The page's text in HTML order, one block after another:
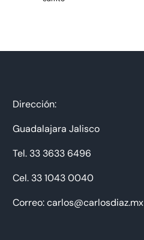
Dirección:
Guadalajara Jalisco
Tel. 33 3633 6496
Cel. 33 1043 0040
Correo: carlos@carlosdiaz.mx